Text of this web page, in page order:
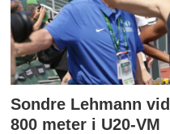
Sondre Lehmann
800 meter i U20-VM